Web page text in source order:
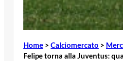
Home > Calciomercato >
Felipe torna alla Juventus: